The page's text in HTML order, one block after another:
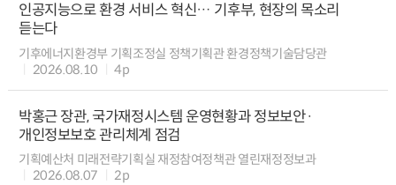
인공지능으로 환경 서비스 혁신… 기후부, 현장의 목소리
듣는다
기후에너지환경부 기획조정실 정책기획관 환경정책기술담당관
2026.08.10
4p
박홍근 장관, 국가재정시스템 운영현황과 정보보안·
개인정보보호 관리체계 점검
기획예산처 미래전략기획실 재정참여정책관 열린재정정보과
2026.08.07
2p